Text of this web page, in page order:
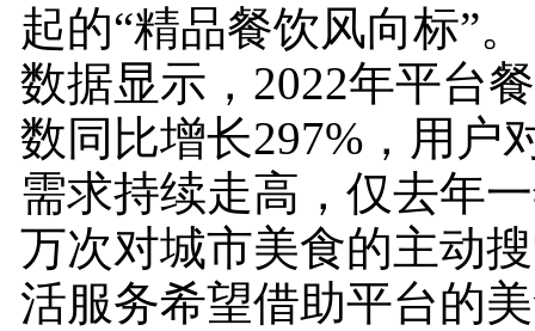
起的“精品餐饮风向标”。
数据显示，2022年平台
数同比增长297%，用户
需求持续走高，仅去年
万次对城市美食的主动
活服务希望借助平台的